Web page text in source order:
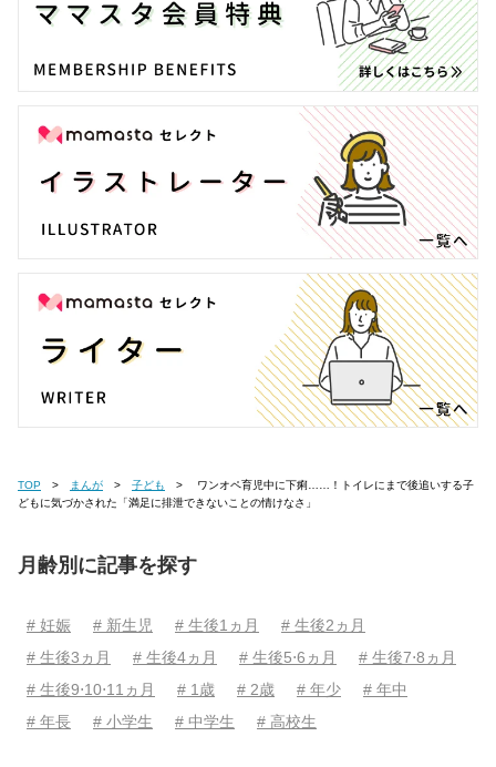
TOP まんが 子ども
どもに気づかされた「満足に排泄できないことの情けなさ」
月齢別に記事を探す
# 妊娠 # 新生児 # 生後1ヵ月
# 生後2ヵ月
# 生後3ヵ月
# 生後4ヵ月 # 生後5⋅6ヵ月
# 生後7⋅8ヵ月
# 生後9⋅10⋅11ヵ月
# 1歳 # 2歳 # 年少
# 年中
# 年長
# 小学生 # 中学生 # 高校生